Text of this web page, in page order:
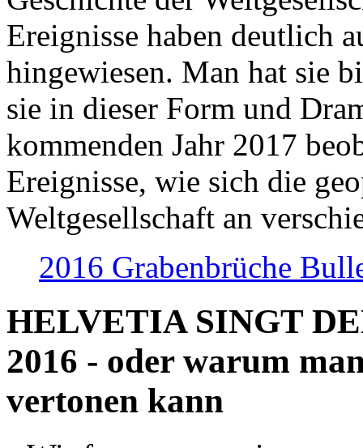
Ereignisse haben deutlich
hingewiesen. Man hat sie
sie in dieser Form und
kommenden Jahr 2017
Ereignisse, wie sich die
Weltgesellschaft an
2016 Grabenbrüche
HELVETIA SINGT
2016 - oder warum
vertonen kann